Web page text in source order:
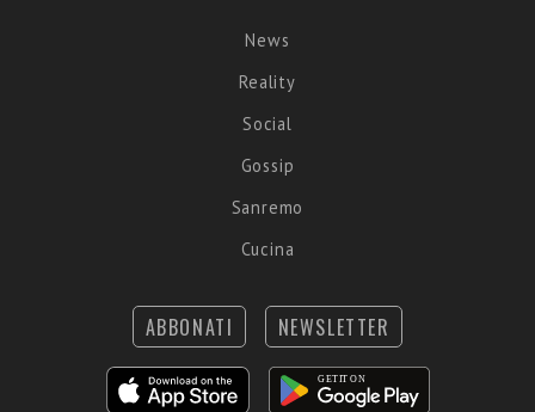
News
Reality
Social
Gossip
Sanremo
Cucina
ABBONATI NEWSLETTER